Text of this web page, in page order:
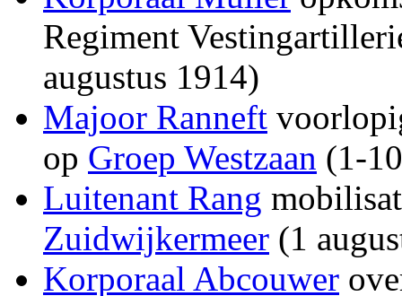
Regiment
augustus 1914)
Majoor Ranneft
op Groep Westzaan (1-
Luitenant Rang
Zuidwijkermeer (1
Korporaal Abcouwer